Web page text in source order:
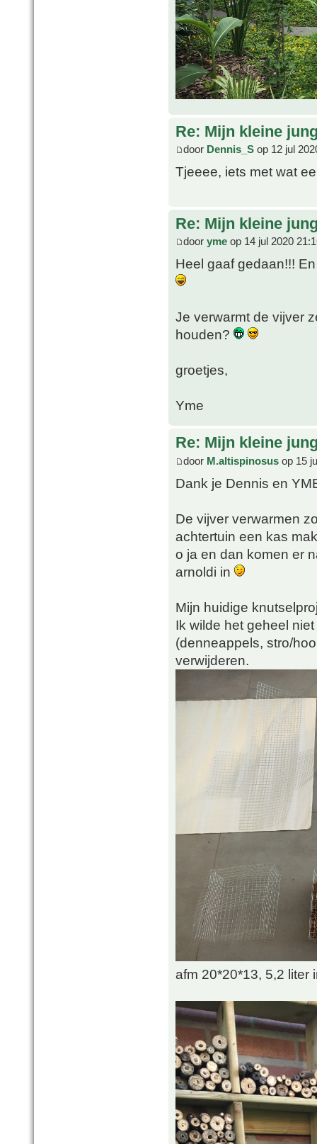
Re: Mijn kleine
door Dennis_S op 12 jul
Tjeeee, iets met wat
Re: Mijn kleine
door yme op 14 jul 2020
Heel gaaf gedaan!!!
Je verwarmt de vijver
houden?
groetjes,
Yme
Re: Mijn kleine
door M.altispinosus op 15
Dank je Dennis en
De vijver verwarmen
achtertuin een kas
o ja en dan komen er
arnoldi in
Mijn huidige
Ik wilde het geheel
(denneappels, stro/
verwijderen.
afm 20*20*13, 5,2 liter